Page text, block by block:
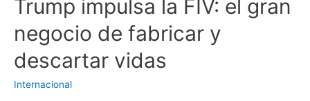
Trump impulsa la FIV: el gran
negocio de fabricar y
descartar vidas
Internacional